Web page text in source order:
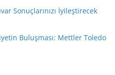
Sonuçlarınızı İyileştirecek
Buluşması: Mettler Toledo